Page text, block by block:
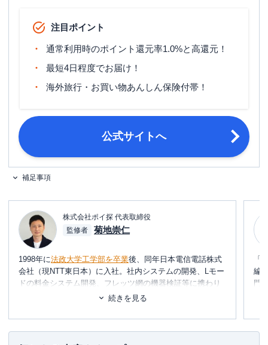
初回通行料お支払いの翌月ご請求額か
ら差し引きます。
無料（発行手数料は1,100円（税込）
旅行傷害保険 海外旅行傷害保険
締め日・支払日
締め日：毎月10日・支払日：翌月4日
（金融機関休業日の場合は翌営業日）
申し込み条件
客さま（法人契約でご利用のau IDで
はお申し込みいただけません）
・満18歳以上の方
・ご本人さままたは配偶者に定期収入
注目ポイント
通常利用時のポイント還元率1.0%と高還元！
最短4日程度でお届け！
海外旅行・お買い物あんしん保険付帯！
公式サイトへ
補足事項
株式会社ポイ探 代表取締役
監修者
菊地崇仁
1998年に法政大学工学部を卒業後、同年日本電信電話株式
会社（現NTT東日本）に入社。社内システムの開発、Lモー
ドの料金システム開発、フレッツ網の機器検証等に携わり
2002年に退社。同年、友人と共に起業し、システムの設
2006年、ポイント交換案内サービス・ポイ探の開発に携わ
り、2011年3月
代表取締役に就任
続きを見る
「
編
門
め